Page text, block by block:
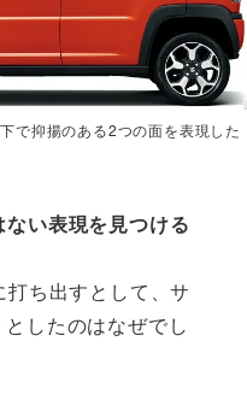
で抑揚のある2つの面を表現した
い表現を見つける
ち出すとして、サ
したのはなぜでし